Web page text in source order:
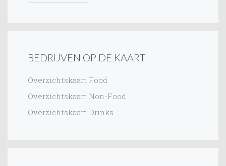
BEDRIJVEN OP DE KAART
Overzichtskaart Food
Overzichtskaart Non-Food
Overzichtskaart Drinks